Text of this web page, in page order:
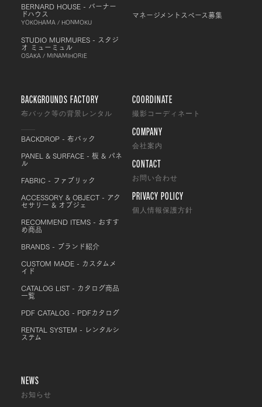
BERNARD HOUSE - バーナー
ドハウス
YOKOHAMA / HONMOKU
STUDIO MURMURES - スタジ
オ ミューミュル
OSAKA / MINAMIHORIE
マネージメントスペース募集
BACKGROUNDS FACTORY
布バック等の背景レンタル
BACKDROP - 布バック
PANEL & SURFACE - 板 & パネ
ル
FABRIC - ファブリック
ACCESSORY & OBJECT - アク
セサリー & オブジェ
RECOMMEND ITEMS - おすす
め商品
BRANDS - ブランド紹介
CUSTOM MADE - カスタムメ
イド
CATALOG LIST - カタログ商品
一覧
PDF CATALOG - PDFカタログ
RENTAL SYSTEM - レンタルシ
ステム
COORDINATE
撮影コーディネート
COMPANY
会社案内
CONTACT
お問い合わせ
PRIVACY POLICY
個人情報保護方針
NEWS
お知らせ